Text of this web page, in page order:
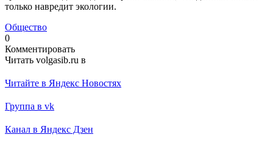
только навредит экологии.
Общество
0
Комментировать
Читать volgasib.ru в
Читайте в Яндекс Новостях
Группа в vk
Канал в Яндекс Дзен